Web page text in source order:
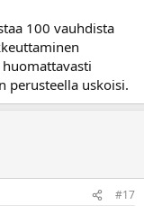
100 vauhdista
perusteella uskoisi.
#17